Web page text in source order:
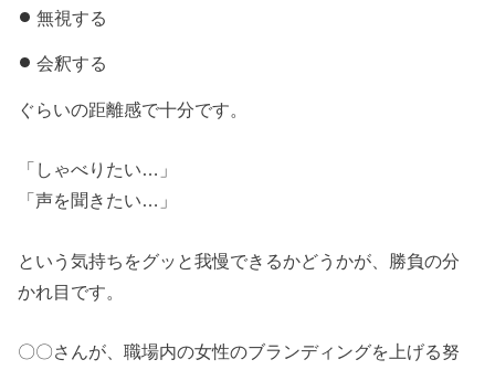
無視する
会釈する
ぐらいの距離感で十分です。
「しゃべりたい…」
「声を聞きたい…」
という気持ちをグッと我慢できるかどうかが、勝負の分
かれ目です。
〇〇さんが、職場内の女性のブランディングを上げる努